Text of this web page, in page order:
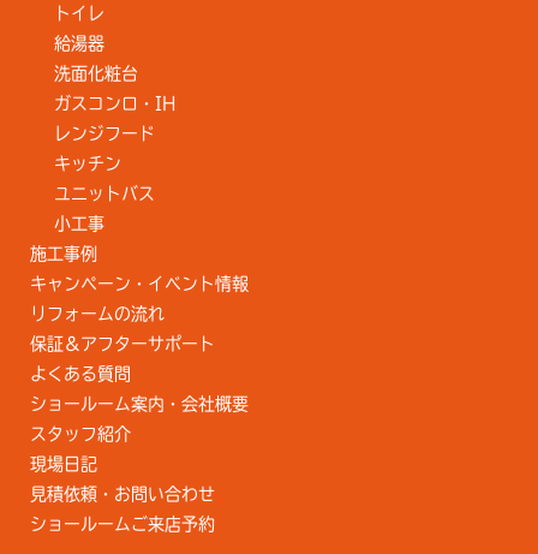
トイレ
給湯器
洗面化粧台
ガスコンロ・IH
レンジフード
キッチン
ユニットバス
小工事
施工事例
キャンペーン・イベント情報
リフォームの流れ
保証＆アフターサポート
よくある質問
ショールーム案内・会社概要
スタッフ紹介
現場日記
見積依頼・お問い合わせ
ショールームご来店予約